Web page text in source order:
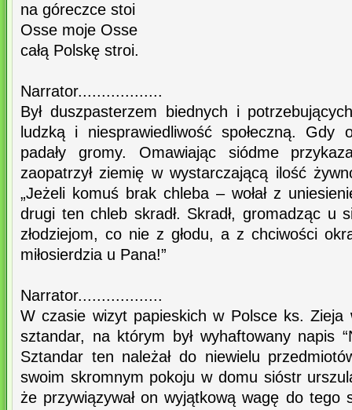
na góreczce stoi
Osse moje Osse
całą Polskę stroi.
Narrator..................
Był duszpasterzem biednych i
ludzką i niesprawiedliwość społeczną.
padały gromy. Omawiając siódme
zaopatrzył ziemię w wystarczającą ilość
„Jeżeli komuś brak chleba – wołał z
drugi ten chleb skradł. Skradł, gromadząc u
złodziejom, co nie z głodu, a z chciwości
miłosierdzia u Pana!”
Narrator..................
W czasie wizyt papieskich w Polsce ks. Zieja
sztandar, na którym był wyhaftowany napis
Sztandar ten należał do niewielu
swoim skromnym pokoju w domu sióstr
że przywiązywał on wyjątkową wagę do tego